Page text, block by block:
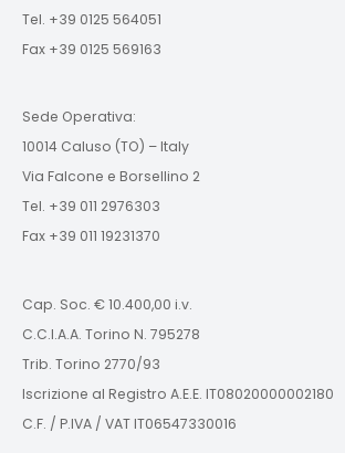
Tel. +39 0125 564051
Fax +39 0125 569163
Sede Operativa:
10014 Caluso (TO) – Italy
Via Falcone e Borsellino 2
Tel. +39 011 2976303
Fax +39 011 19231370
Cap. Soc. € 10.400,00 i.v.
C.C.I.A.A. Torino N. 795278
Trib. Torino 2770/93
Iscrizione al Registro A.E.E. IT08020000002180
C.F. / P.IVA / VAT IT06547330016